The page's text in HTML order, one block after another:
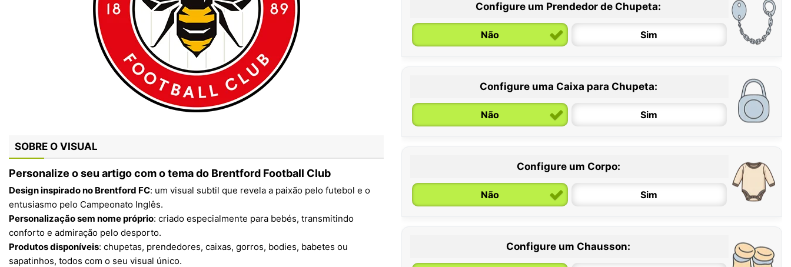
SOBRE O VISUAL
Personalize o seu artigo com o tema do Brentford Football Club
Design inspirado no Brentford FC: um visual subtil que revela a paixão pelo futebol e o
entusiasmo pelo Campeonato Inglês.
Personalização sem nome próprio: criado especialmente para bebés, transmitindo
conforto e admiração pelo desporto.
Produtos disponíveis: chupetas, prendedores, caixas, gorros, bodies, babetes ou
sapatinhos, todos com o seu visual único.
0 / 6 meses
Configure um Prendedor de Chupeta:
Não Sim
Configure uma Caixa para Chupeta:
Não Sim
Configure um Corpo:
Não Sim
6 / 12 meses 12 / 18 meses
Configure um Chausson: